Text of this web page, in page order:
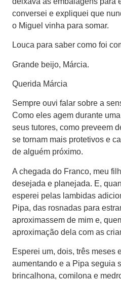
conversei e expliquei que
o Miguel vinha para somar.
Louca para saber como foi
Grande beijo, Márcia.
Querida Márcia
Sempre ouvi falar sobre a
Como eles agem durante
seus tutores, como preveem
se tornam mais protetivos e
de alguém próximo.
A chegada do Franco, meu
desejada e planejada. E,
esperei pelas lambidas
Pipa, das rosnadas para
aproximassem de mim e,
aproximação dela com as
Esperei um, dois, três meses
aumentando e a Pipa seguia
brincalhona, comilona e